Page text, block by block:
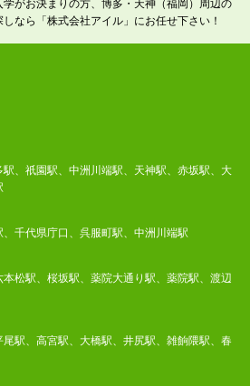
がお決まりの方、博多・天神（福岡）周辺の
なら「株式会社アイル」にお任せ下さい！
、祇園駅、中洲川端駅、天神駅、赤坂駅、大
千代県庁口、呉服町駅、中洲川端駅
松駅、桜坂駅、薬院大通り駅、薬院駅、渡辺
駅、高宮駅、大橋駅、井尻駅、雑餉隈駅、春